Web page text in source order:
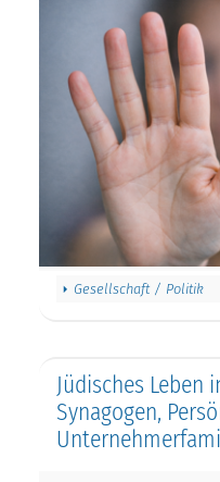
Gesellschaft / Politik
Jüdisches Leben
Synagogen,